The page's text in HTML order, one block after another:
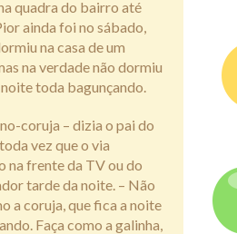
quadra do bairro até
ainda foi no sábado,
na casa de um
na verdade não dormiu
toda bagunçando.
coruja – dizia o pai do
vez que o via
na frente da TV ou do
tarde da noite. – Não
a coruja, que fica a noite
Faça como a galinha,